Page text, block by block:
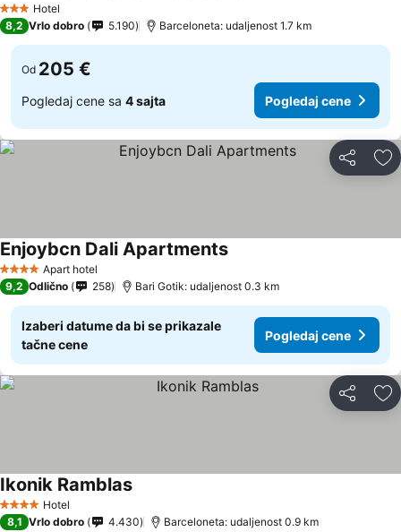
3 Zvezdice
Hotel
8,2 Vrlo dobro 5.190 Barceloneta: udaljenost 1.7 km
Od 205 €
Pogledaj cene sa 4 sajta Pogledaj cene
Deli
4 ZvezdiceApart hotel
Enjoybcn Dali ApartmentsPogledaj cene
9,2 Odlično 258 Bari Gotik: udaljenost 0.3 km
Izaberi datume da bi se prikazale
tačne cene
Pogledaj cene
Deli
4 ZvezdiceHotel
Ikonik RamblasPogledaj cene
8,1 Vrlo dobro 4.430 Barceloneta: udaljenost 0.9 km